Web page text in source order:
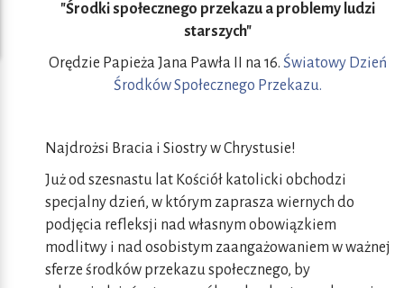
"Środki społecznego przekazu a problemy ludzi
starszych"
Orędzie Papieża Jana Pawła II na 16. Światowy Dzień
Środków Społecznego Przekazu.
Najdrożsi Bracia i Siostry w Chrystusie!
Już od szesnastu lat Kościół katolicki obchodzi
specjalny dzień, w którym zaprasza wiernych do
podjęcia refleksji nad własnym obowiązkiem
modlitwy i nad osobistym zaangażowaniem w ważnej
sferze środków przekazu społecznego, by